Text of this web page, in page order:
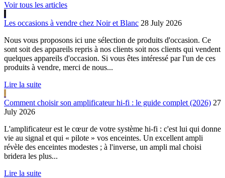
Voir tous les articles
Les occasions à vendre chez Noir et Blanc 28 July 2026
Nous vous proposons ici une sélection de produits d'occasion. Ce
sont soit des appareils repris à nos clients soit nos clients qui vendent
quelques appareils d'occasion. Si vous êtes intéressé par l'un de ces
produits à vendre, merci de nous...
Lire la suite
Comment choisir son amplificateur hi-fi : le guide complet (2026) 27
July 2026
L'amplificateur est le cœur de votre système hi-fi : c'est lui qui donne
vie au signal et qui « pilote » vos enceintes. Un excellent ampli
révèle des enceintes modestes ; à l'inverse, un ampli mal choisi
bridera les plus...
Lire la suite